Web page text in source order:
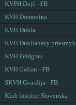
KVPH Dojč - FB
KVH Domovina
KVH Dukla
KVH Dukliansky priesmyk
KVH Feldgrau
KVH Golian - FB
SKVH Gvardija - FB
Klub histórie Slovenska